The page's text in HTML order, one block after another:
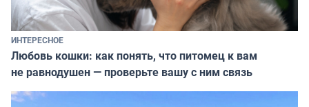
ИНТЕРЕСНОЕ
Любовь кошки: как понять, что питомец к вам
не равнодушен — проверьте вашу с ним связь